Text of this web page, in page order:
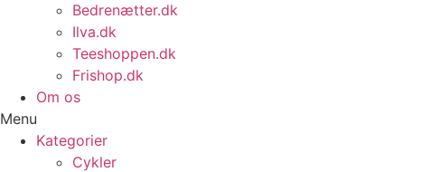
Bedrenætter.dk
Ilva.dk
Teeshoppen.dk
Frishop.dk
Om os
Menu
Kategorier
Cykler